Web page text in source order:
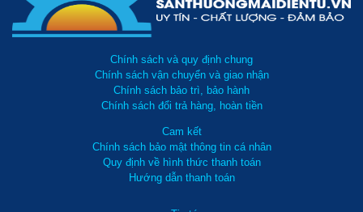
Chính sách và quy định chung
Chính sách vận chuyển và giao nhận
Chính sách bảo trì, bảo hành
Chính sách đổi trả hàng, hoàn tiền
Cam kết
Chính sách bảo mật thông tin cá nhân
Quy định về hình thức thanh toán
Hướng dẫn thanh toán